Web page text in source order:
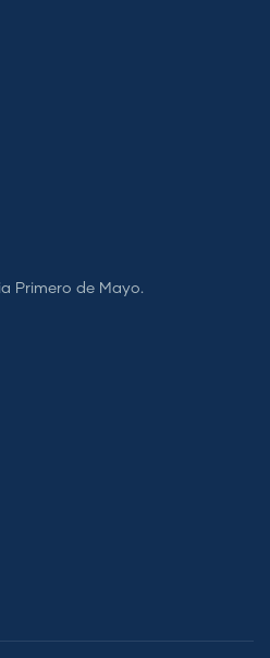
Primero de Mayo.